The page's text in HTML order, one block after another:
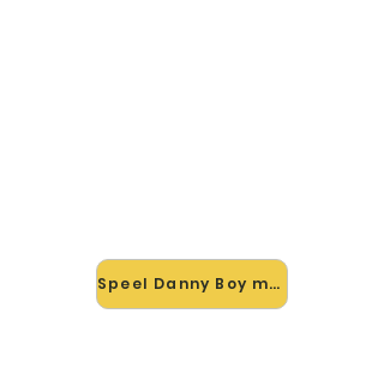
Speel Danny Boy mee →